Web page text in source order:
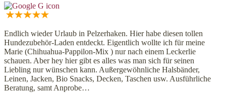
Endlich wieder Urlaub in Pelzerhaken. Hier habe diesen tollen
Hundezubehör-Laden entdeckt. Eigentlich wollte ich für meine
Marie (Chihuahua-Pappilon-Mix ) nur nach einem Leckerlie
schauen. Aber hey hier gibt es alles was man sich für seinen
Liebling nur wünschen kann. Außergewöhnliche Halsbänder,
Leinen, Jacken, Bio Snacks, Decken, Taschen usw. Ausführliche
Beratung, samt Anprobe…